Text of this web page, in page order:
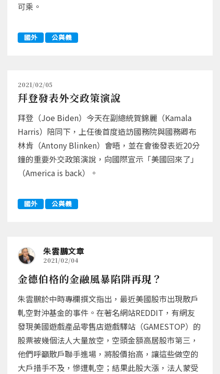
可乘。
國外 公與義
2021/02/05
拜登發表外交政策演說
拜登（Joe Biden）今天在副總統賀錦麗（Kamala
Harris）陪同下，上任後首度造訪國務院與國務卿布
林肯（Antony Blinken）會晤，並在會後發表近20分
鐘的重要外交政策演說，向國際宣示「美國回來了」
（America is back）。
國外 公與義
朱雲鵬文章
2021/02/04
金德伯格的金融風暴陷阱再現？
朱雲鵬於中時專欄撰文指出，最近美國股市出現散戶
軋空對沖基金的事件。在著名網站REDDIT，有網友
發現美國遊戲產品零售店遊戲驛站（GAMESTOP）的
股票被幾個法人大量放空，空頭金額高居股市第三，
他們呼籲散戶聯手進場，將股價抬高，讓這些做空的
大戶措手不及，慘遭軋空；結果此股大漲，法人蒙受